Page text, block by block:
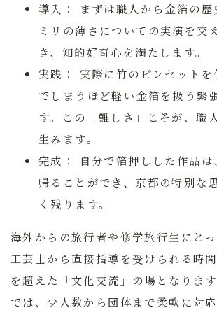
導入：
まずは職人から金箔の
ミリの薄さについての実演を交
き、知的好奇心を満たします。
実践：
実際に竹のピンセットを
でしまうほど軽い金箔を扱う緊
す。この「難しさ」こそが、職
生みます。
完成：
自分で箔押しした作品は
帰ることができ、京都の特別な
く残ります。
海外からの旅行者や修学旅行生にと
工芸士から直接指導を受けられる時
を超えた「文化交流」の場となります
では、少人数から団体まで柔軟に対